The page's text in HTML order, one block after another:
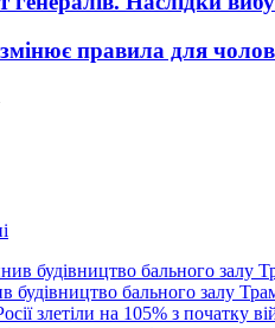
правила для
бального залу
злетіли на 105% з початку